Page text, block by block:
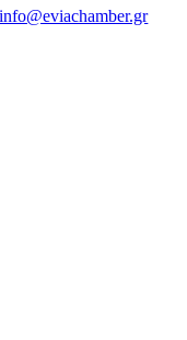
info@eviachamber.gr